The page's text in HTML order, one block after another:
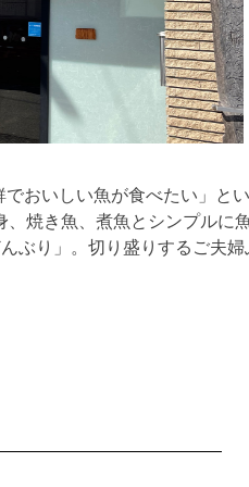
おいしい魚が食べたい」と
、焼き魚、煮魚とシンプル
ぶり」。切り盛りするご夫